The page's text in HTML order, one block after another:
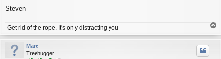
Steven
-Get rid of the rope. It's only distracting you-
o
p
Marc
Treehugger